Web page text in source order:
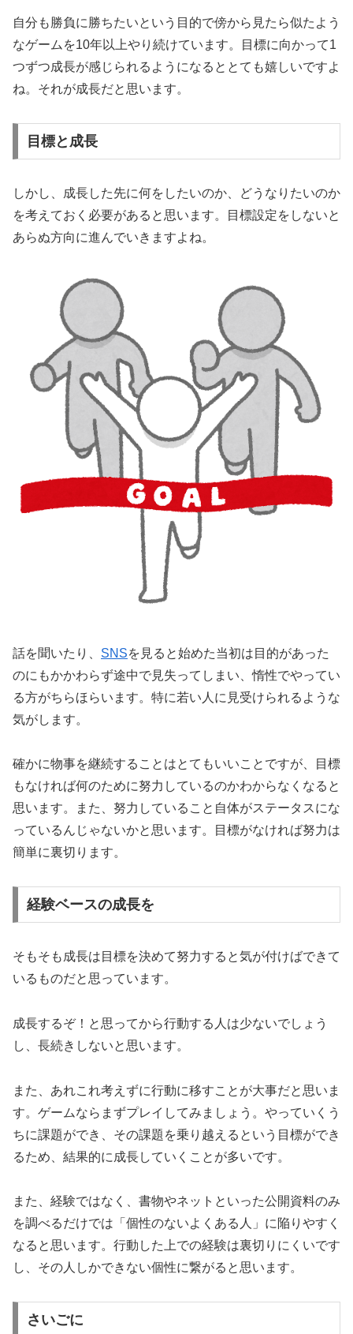
自分も勝負に勝ちたいという目的で傍から見たら似たよう
なゲームを10年以上やり続けています。目標に向かって1
つずつ成長が感じられるようになるととても嬉しいですよ
ね。それが成長だと思います。
目標と成長
しかし、成長した先に何をしたいのか、どうなりたいのか
を考えておく必要があると思います。目標設定をしないと
あらぬ方向に進んでいきますよね。
話を聞いたり、 SNSを見ると始めた当初は目的があった
のにもかかわらず途中で見失ってしまい、惰性でやってい
る方がちらほらいます。特に若い人に見受けられるような
気がします。
確かに物事を継続することはとてもいいことですが、目標
もなければ何のために努力しているのかわからなくなると
思います。また、努力していること自体がステータスにな
っているんじゃないかと思います。目標がなければ努力は
簡単に裏切ります。
経験ベースの成長を
そもそも成長は目標を決めて努力すると気が付けばできて
いるものだと思っています。
成長するぞ！と思ってから行動する人は少ないでしょう
し、長続きしないと思います。
また、あれこれ考えずに行動に移すことが大事だと思いま
す。ゲームならまずプレイしてみましょう。やっていくう
ちに課題ができ、その課題を乗り越えるという目標ができ
るため、結果的に成長していくことが多いです。
また、経験ではなく、書物やネットといった公開資料のみ
を調べるだけでは「個性のないよくある人」に陥りやすく
なると思います。行動した上での経験は裏切りにくいです
し、その人しかできない個性に繋がると思います。
さいごに